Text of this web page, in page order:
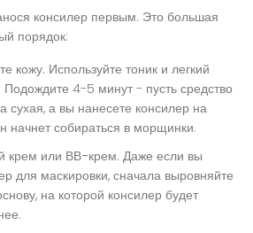
консилер первым. Это большая
порядок:
кожу. Используйте тоник и легкий
4-5 минут - пусть средство
сухая, а вы нанесете консилер на
начнет собираться в морщинки.
крем или ВВ-крем. Даже если вы
для маскировки, сначала выровняйте
на которой консилер будет